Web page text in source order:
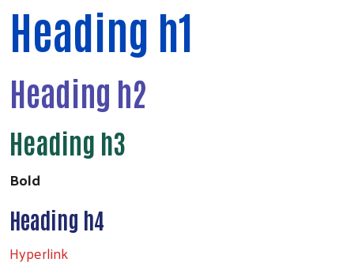
Heading h1
Heading h2
Heading h3
Bold
Heading h4
Hyperlink